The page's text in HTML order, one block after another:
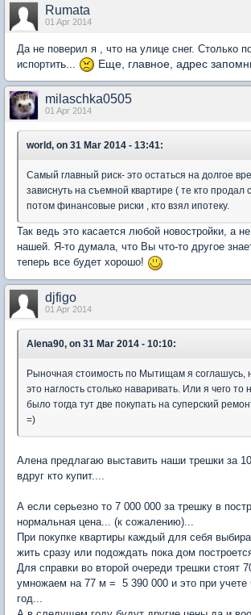
Rumata
01 Apr 2014
Да не поверил я , что на улице снег. Столько
испортить... Еще, главное, адрес
milaschka0505
01 Apr 2014
world, on 31 Mar 2014 - 13:41:
Самый главный риск- это остаться на долгое
зависнуть на съемной квартире ( те кто продал
потом финансовые риски , кто взял ипотеку.
Так ведь это касается любой новостройки, а
нашей. Я-то думала, что Вы что-то другое
теперь все будет хорошо!
djfigo
01 Apr 2014
Alena90, on 31 Mar 2014 - 10:10:
Рыночная стоимость по Мытищам я соглашусь,
это наглость столько наваривать. Или я чего
было тогда тут две покупать на суперский
=)
Алена предлагаю выставить наши трешки за
вдруг кто купит....
А если серьезно то 7 000 000 за трешку в
нормальная цена... (к сожалению)...
При покупке квартиры каждый для себя
жить сразу или подождать пока дом
Для справки во второй очереди трешки стоят
умножаем на 77 м = 5 390 000 и это при учете
год...